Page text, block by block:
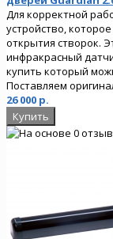
Для корректной
устройство,
открытия створок.
инфракрасный
купить который
Поставляем
26 000 р.